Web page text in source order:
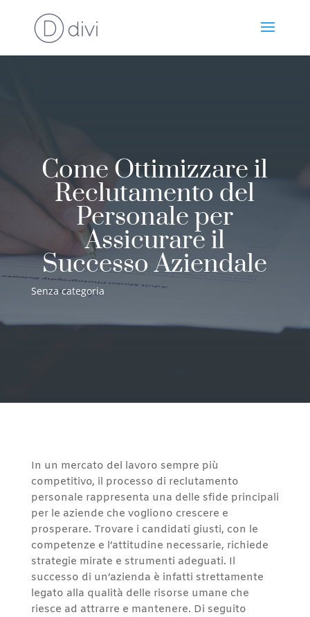
Come Ottimizzare il
Reclutamento del
Personale per
Assicurare il
Successo Aziendale
Senza categoria
In un mercato del lavoro sempre più
competitivo, il processo di reclutamento
personale rappresenta una delle sfide principali
per le aziende che vogliono crescere e
prosperare. Trovare i candidati giusti, con le
competenze e l’attitudine necessarie, richiede
strategie mirate e strumenti adeguati. Il
successo di un’azienda è infatti strettamente
legato alla qualità delle risorse umane che
riesce ad attrarre e mantenere. Di seguito